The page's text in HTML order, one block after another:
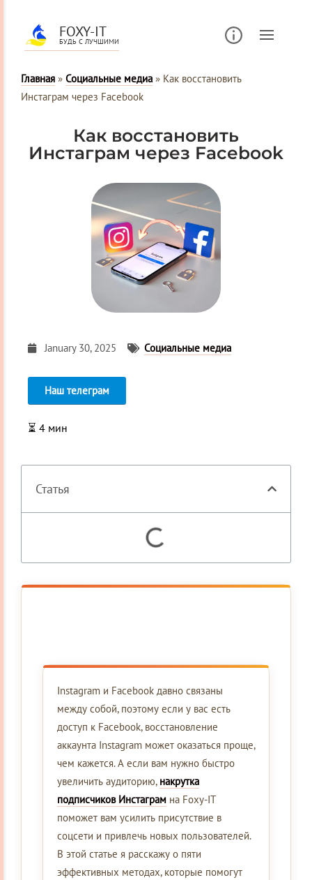
FOXY-IT
БУДЬ С ЛУЧШИМИ
Главная » Социальные медиа » Как восстановить
Инстаграм через Facebook
Как восстановить
Инстаграм через Facebook
January 30, 2025 Социальные медиа
Наш телеграм
⏳ 4 мин
Статья
Instagram и Facebook давно связаны
между собой, поэтому если у вас есть
доступ к Facebook, восстановление
аккаунта Instagram может оказаться проще,
чем кажется. А если вам нужно быстро
увеличить аудиторию, накрутка
подписчиков Инстаграм на Foxy-IT
поможет вам усилить присутствие в
соцсети и привлечь новых пользователей.
В этой статье я расскажу о пяти
эффективных методах, которые помогут